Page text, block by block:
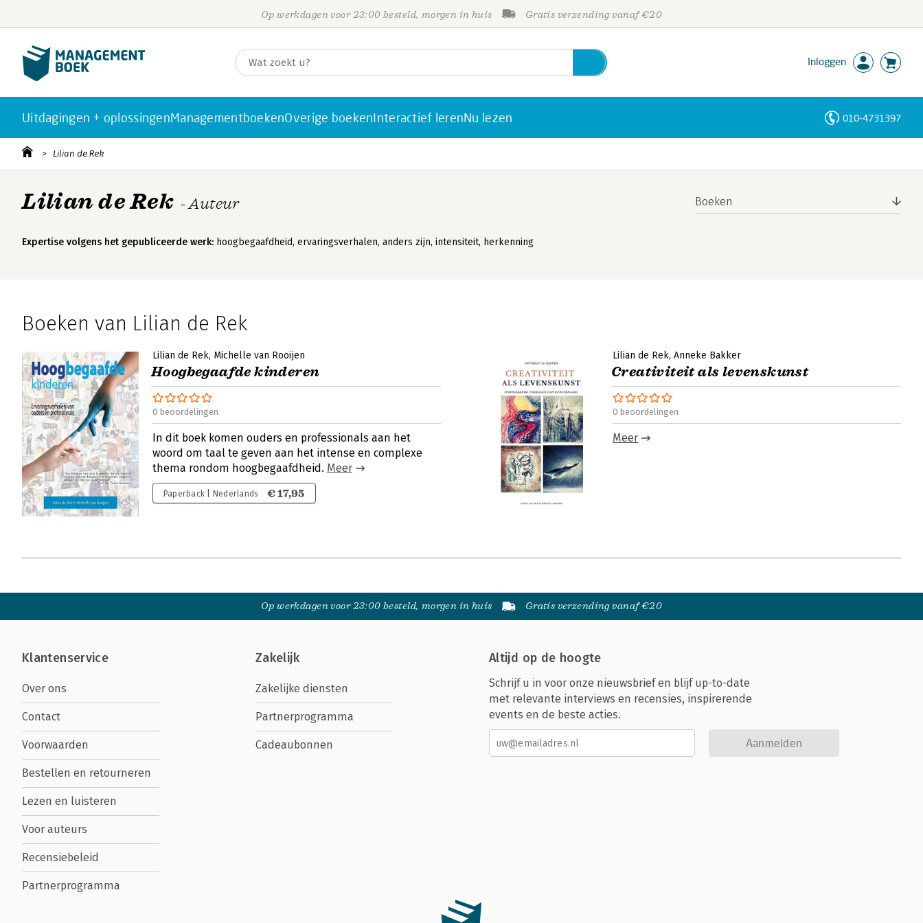
Op werkdagen voor 23:00 besteld, morgen in huis Gratis verzending vanaf €20
Inloggen
Uitdagingen + oplossingenManagementboekenOverige boekenInteractief lerenNu lezen 010-4731397
Lilian de Rek
Lilian de Rek - Auteur
Expertise volgens het gepubliceerde werk: hoogbegaafdheid, ervaringsverhalen, anders zijn, intensiteit, herkenning
Boeken
Boeken van Lilian de Rek
Lilian de Rek Michelle van Rooijen
Hoogbegaafde kinderen
0 beoordelingen
In dit boek komen ouders en professionals aan het
woord om taal te geven aan het intense en complexe
thema rondom hoogbegaafdheid. Meer
Paperback | Nederlands € 17,95
Lilian de Rek Anneke Bakker
Creativiteit als levenskunst
0 beoordelingen
Meer
Op werkdagen voor 23:00 besteld, morgen in huis Gratis verzending vanaf €20
Klantenservice
Over ons
Contact
Voorwaarden
Bestellen en retourneren
Lezen en luisteren
Voor auteurs
Recensiebeleid
Partnerprogramma
Zakelijk
Zakelijke diensten
Partnerprogramma
Cadeaubonnen
Altijd op de hoogte
Schrijf u in voor onze nieuwsbrief en blijf up-to-date
met relevante interviews en recensies, inspirerende
events en de beste acties.
Aanmelden
Personen